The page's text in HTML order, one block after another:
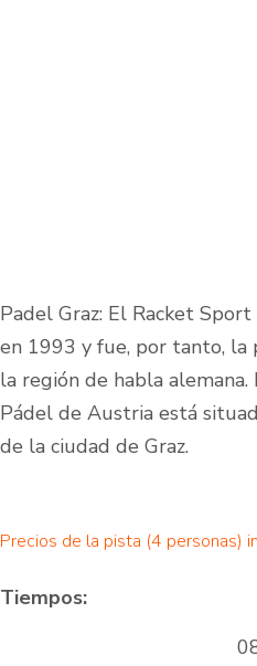
Padel Graz: El Racket
en 1993 y fue, por tanto, la
la región de habla
Pádel de Austria está
de la ciudad de Graz.
Precios de la pista (4 personas)
Tiempos: